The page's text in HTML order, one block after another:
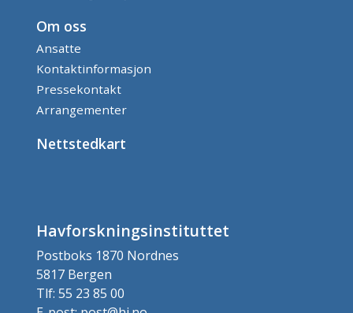
Om oss
Ansatte
Kontaktinformasjon
Pressekontakt
Arrangementer
Nettstedkart
Havforskningsinstituttet
Postboks 1870 Nordnes
5817 Bergen
Tlf: 55 23 85 00